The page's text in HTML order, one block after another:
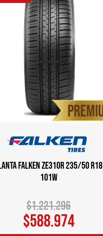
FALKEN ZE310R 235/50 R18
101W
$1.221.296
$588.974